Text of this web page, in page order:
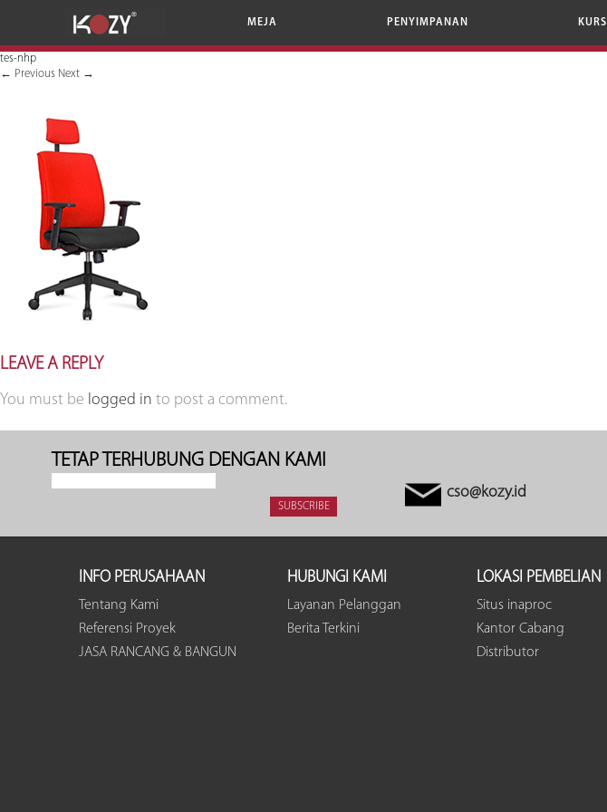
MEJA PENYIMPANAN KURSI
tes-nhp
← Previous Next →
LEAVE A REPLY
You must be logged in to post a comment.
TETAP TERHUBUNG DENGAN KAMI
cso@kozy.id
INFO PERUSAHAAN
Tentang Kami
Referensi Proyek
JASA RANCANG & BANGUN
HUBUNGI KAMI
Layanan Pelanggan
Berita Terkini
LOKASI PEMBELIAN
Situs inaproc
Kantor Cabang
Distributor